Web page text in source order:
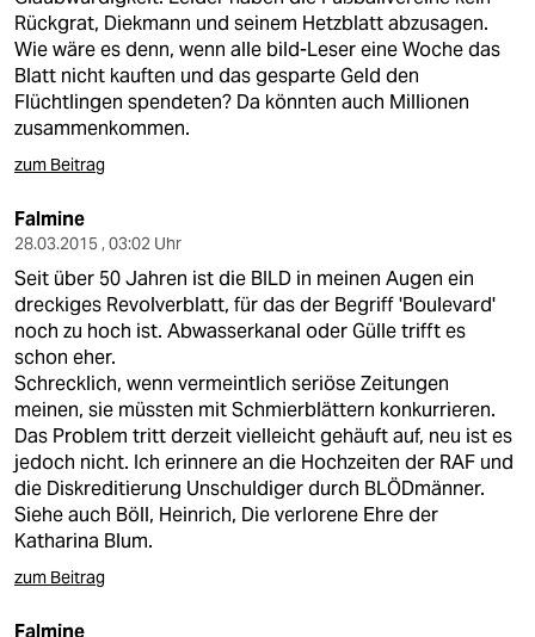
Rückgrat, Diekmann und seinem Hetzblatt abzusagen.
Wie wäre es denn, wenn alle bild-Leser eine Woche das
Blatt nicht kauften und das gesparte Geld den
Flüchtlingen spendeten? Da könnten auch Millionen
zusammenkommen.
zum Beitrag
Falmine
28.03.2015 , 03:02 Uhr
Seit über 50 Jahren ist die BILD in meinen Augen ein
dreckiges Revolverblatt, für das der Begriff 'Boulevard'
noch zu hoch ist. Abwasserkanal oder Gülle trifft es
schon eher.
Schrecklich, wenn vermeintlich seriöse Zeitungen
meinen, sie müssten mit Schmierblättern konkurrieren.
Das Problem tritt derzeit vielleicht gehäuft auf, neu ist es
jedoch nicht. Ich erinnere an die Hochzeiten der RAF und
die Diskreditierung Unschuldiger durch BLÖDmänner.
Siehe auch Böll, Heinrich, Die verlorene Ehre der
Katharina Blum.
zum Beitrag
Falmine